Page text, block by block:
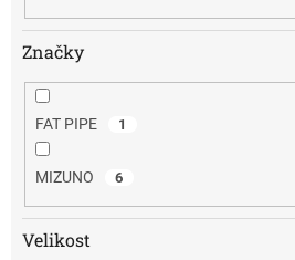
Značky
FAT PIPE 1
MIZUNO 6
Velikost